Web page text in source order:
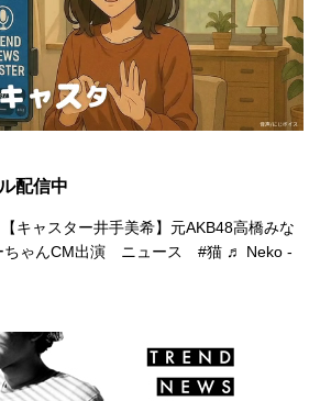
配信中
キャスター井手美希】元AKB48高橋みな
ちゃんCM出演 ニュース #猫 ♬ Neko -